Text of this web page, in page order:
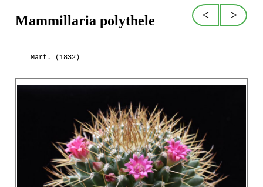
>
<
Mammillaria polythele
Mart. (1832)